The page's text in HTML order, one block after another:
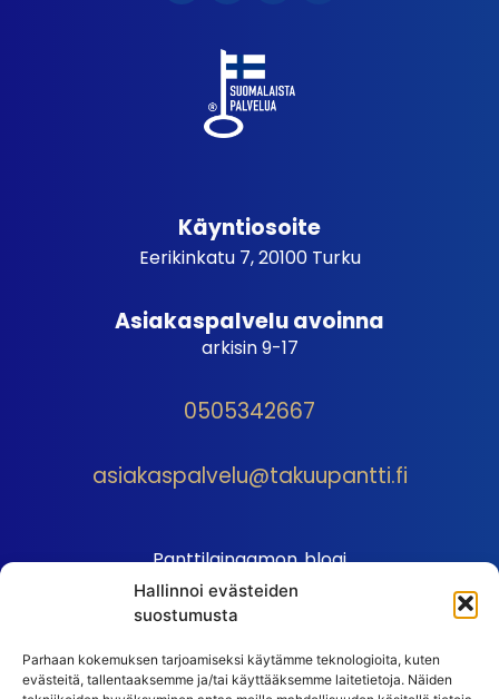
Hallinnoi evästeiden
suostumusta
Parhaan kokemuksen tarjoamiseksi käytämme teknologioita, kuten
evästeitä, tallentaaksemme ja/tai käyttääksemme laitetietoja. Näiden
Käyntiosoite
Eerikinkatu 7, 20100 Turku
Asiakaspalvelu avoinna
arkisin 9-17
0505342667
asiakaspalvelu@takuupantti.fi
Panttilainaamon blogi
Palveluhinnasto
Sopimusehdot
Autopantin sopimusehdot